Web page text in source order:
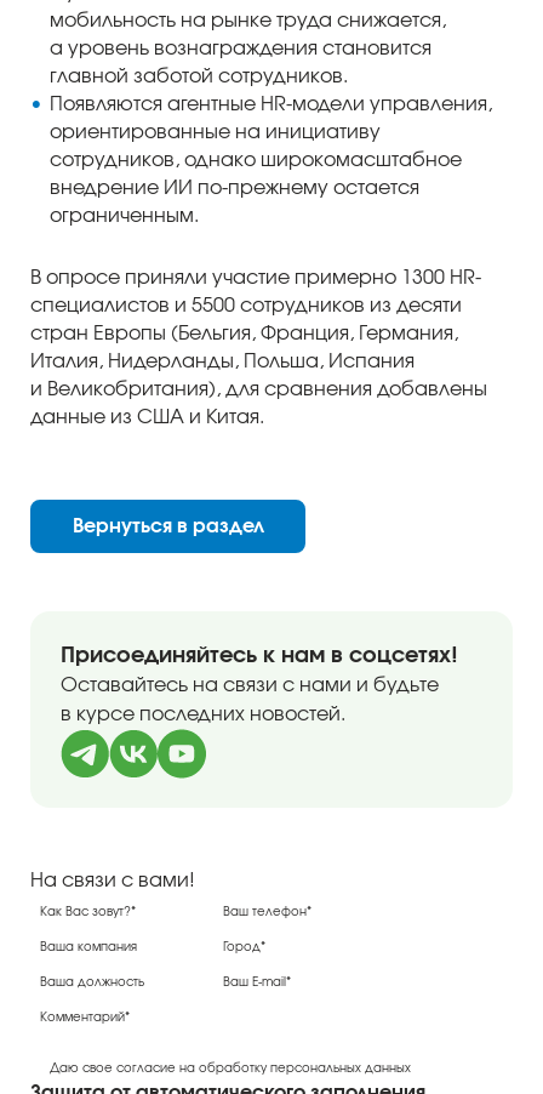
мобильность на рынке труда снижается,
а уровень вознаграждения становится
главной заботой сотрудников.
Появляются агентные HR-модели управления,
ориентированные на инициативу
сотрудников, однако широкомасштабное
внедрение ИИ по-прежнему остается
ограниченным.
В опросе приняли участие примерно 1300 HR-
специалистов и 5500 сотрудников из десяти
стран Европы (Бельгия, Франция, Германия,
Италия, Нидерланды, Польша, Испания
и Великобритания), для сравнения добавлены
данные из США и Китая.
Вернуться в раздел
Присоединяйтесь к нам в соцсетях!
Оставайтесь на связи с нами и будьте
в курсе последних новостей.
На связи с вами!
Даю свое согласие на обработку персональных данных